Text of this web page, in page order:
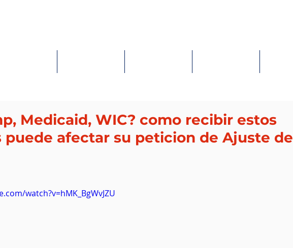
Medicaid, WIC? como recibir estos
puede afectar su peticion de Ajuste de
watch?v=hMK_BgWvJZU